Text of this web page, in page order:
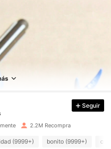
Seguir
2.2M Recompra
(9999+) bonito (9999+)